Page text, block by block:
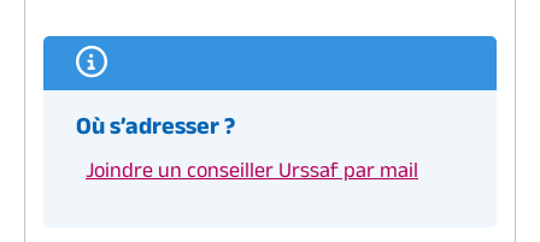
Où s’adresser ?
Joindre un conseiller Urssaf par mail